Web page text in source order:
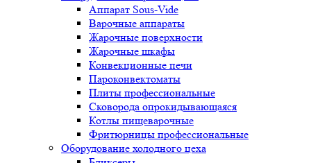
Аппарат Sous-Vide
Варочные аппараты
Жарочные поверхности
Жарочные шкафы
Конвекционные печи
Пароконвектоматы
Плиты профессиональные
Сковорода опрокидывающаяся
Котлы пищеварочные
Фритюрницы профессиональные
Оборудование холодного цеха